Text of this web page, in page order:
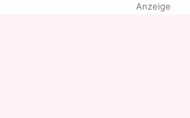
Anzeige